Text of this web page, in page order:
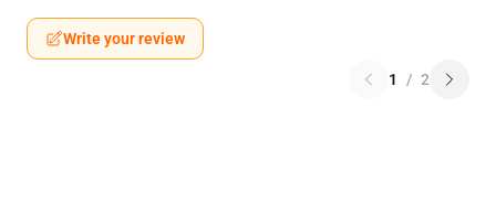
Write your review
1 / 2